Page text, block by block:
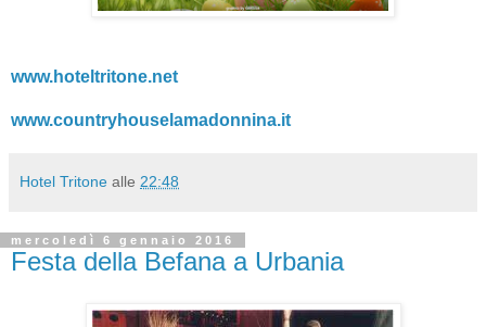
www.hoteltritone.net
www.countryhouselamadonnina.it
Hotel Tritone alle 22:48
mercoledì 6 gennaio 2016
Festa della Befana a Urbania